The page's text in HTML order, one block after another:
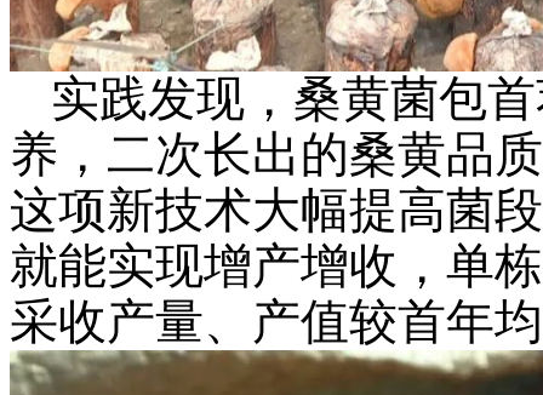
实践发现，桑黄菌包
养，二次长出的桑黄品
这项新技术大幅提高菌
就能实现增产增收，单
采收产量、产值较首年